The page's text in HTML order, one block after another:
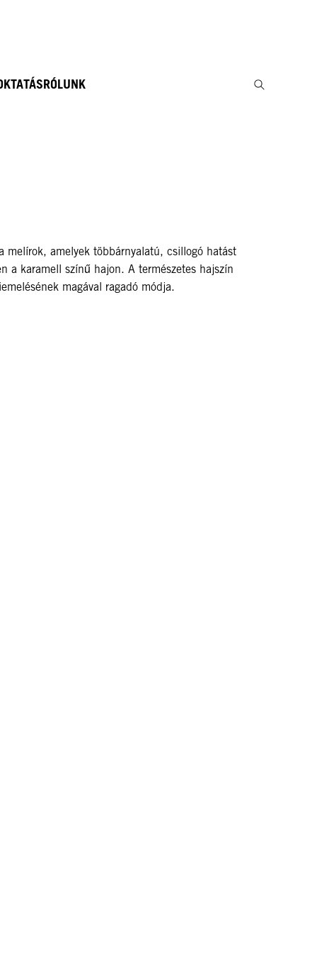
RÓLUNK
melírok, amelyek többárnyalatú, csillogó hatást
a karamell színű hajon. A természetes hajszín
magával ragadó módja.